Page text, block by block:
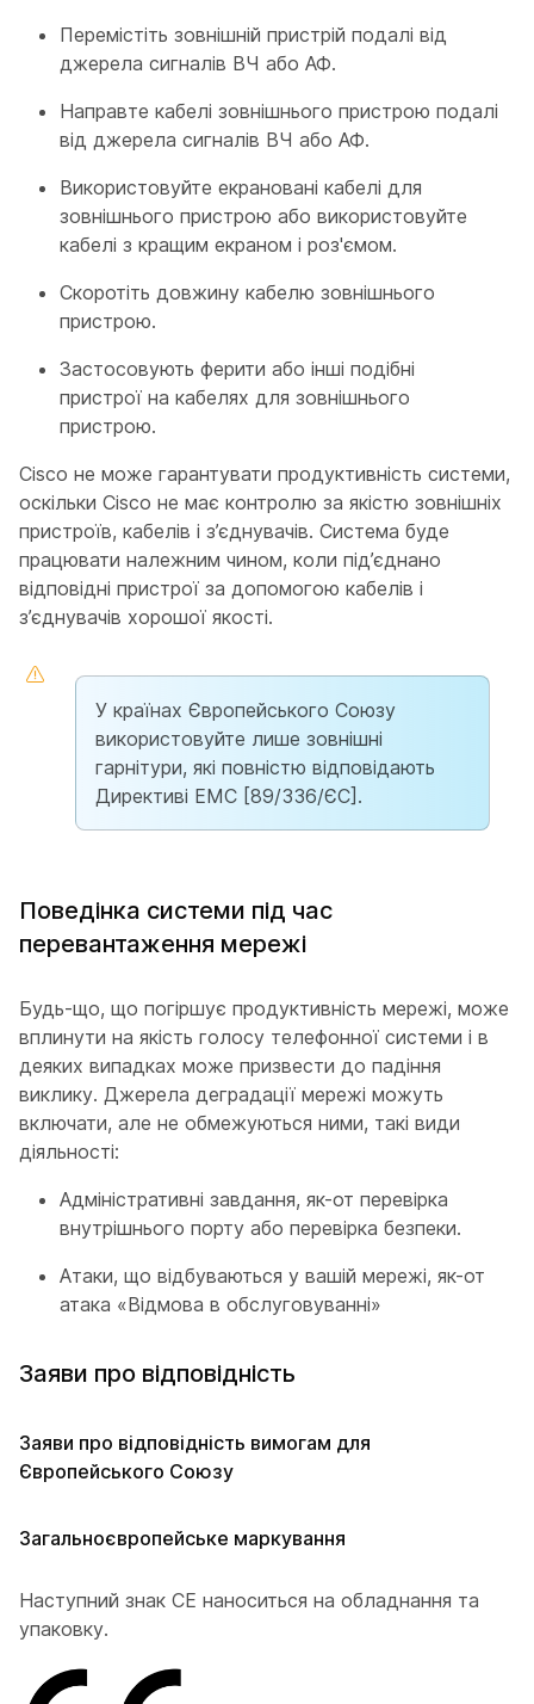
Перемістіть зовнішній пристрій подалі від
джерела сигналів ВЧ або АФ.
Направте кабелі зовнішнього пристрою подалі
від джерела сигналів ВЧ або АФ.
Використовуйте екрановані кабелі для
зовнішнього пристрою або використовуйте
кабелі з кращим екраном і роз'ємом.
Скоротіть довжину кабелю зовнішнього
пристрою.
Застосовують ферити або інші подібні
пристрої на кабелях для зовнішнього
пристрою.
Cisco не може гарантувати продуктивність системи,
оскільки Cisco не має контролю за якістю зовнішніх
пристроїв, кабелів і з’єднувачів. Система буде
працювати належним чином, коли під’єднано
відповідні пристрої за допомогою кабелів і
з’єднувачів хорошої якості.
У країнах Європейського Союзу
використовуйте лише зовнішні
гарнітури, які повністю відповідають
Директиві ЕМС [89/336/ЄС].
Поведінка системи під час
перевантаження мережі
Будь-що, що погіршує продуктивність мережі, може
вплинути на якість голосу телефонної системи і в
деяких випадках може призвести до падіння
виклику. Джерела деградації мережі можуть
включати, але не обмежуються ними, такі види
діяльності:
Адміністративні завдання, як-от перевірка
внутрішнього порту або перевірка безпеки.
Атаки, що відбуваються у вашій мережі, як-от
атака «Відмова в обслуговуванні»
Заяви про відповідність
Заяви про відповідність вимогам для
Європейського Союзу
Загальноєвропейське маркування
Наступний знак СЕ наноситься на обладнання та
упаковку.